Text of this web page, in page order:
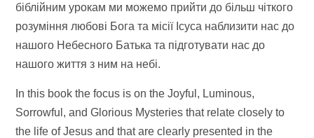
біблійним урокам ми можемо прийти до більш чіткого
розуміння любові Бога та місії Ісуса наблизити нас до
нашого Небесного Батька та підготувати нас до
нашого життя з ним на небі.
In this book the focus is on the Joyful, Luminous,
Sorrowful, and Glorious Mysteries that relate closely to
the life of Jesus and that are clearly presented in the